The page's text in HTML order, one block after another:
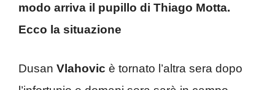
modo arriva il pupillo di Thiago Motta.
Ecco la situazione
Dusan Vlahovic è tornato l’altra sera dopo